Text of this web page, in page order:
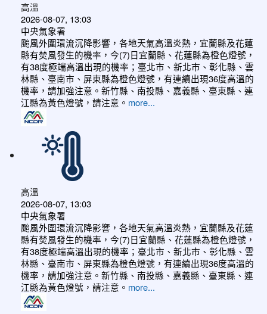
高溫
2026-08-07, 13:03
中央氣象署
颱風外圍環流沉降影響，各地天氣高溫炎熱，宜蘭縣及花蓮
縣有焚風發生的機率，今(7)日宜蘭縣、花蓮縣為橙色燈號，
有38度極端高溫出現的機率；臺北市、新北市、彰化縣、雲
林縣、臺南市、屏東縣為橙色燈號，有連續出現36度高溫的
機率，請加強注意。新竹縣、南投縣、嘉義縣、臺東縣、連
江縣為黃色燈號，請注意。 more...
高溫
2026-08-07, 13:03
中央氣象署
颱風外圍環流沉降影響，各地天氣高溫炎熱，宜蘭縣及花蓮
縣有焚風發生的機率，今(7)日宜蘭縣、花蓮縣為橙色燈號，
有38度極端高溫出現的機率；臺北市、新北市、彰化縣、雲
林縣、臺南市、屏東縣為橙色燈號，有連續出現36度高溫的
機率，請加強注意。新竹縣、南投縣、嘉義縣、臺東縣、連
江縣為黃色燈號，請注意。 more...